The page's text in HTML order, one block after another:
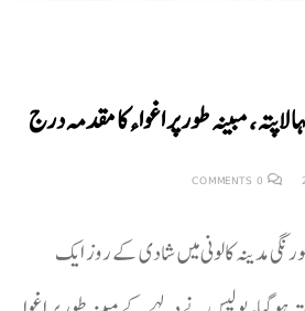
مبینہ طور پر اغواء کا مقدمہ درج
0
COMMENTS
مدینہ کالونی میں شادی کے روز ایک